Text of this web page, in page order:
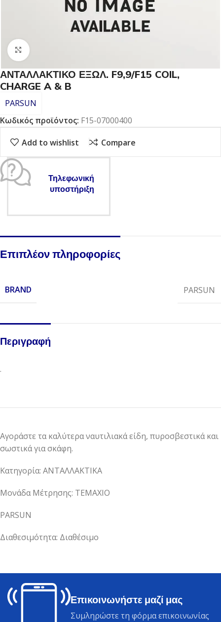
Click to enlarge
ΑΝΤΑΛΛΑΚΤΙΚΟ ΕΞΩΛ. F9,9/F15 COIL,
CHARGE A & B
PARSUN
Κωδικός προϊόντος: F15-07000400
Add to wishlist Compare
Τηλεφωνική
υποστήριξη
Επιπλέον πληροφορίες
BRAND PARSUN
Περιγραφή
.
Αγοράστε τα καλύτερα ναυτιλιακά είδη, πυροσβεστικά και
σωστικά για σκάφη.
Κατηγορία: ΑΝΤΑΛΛΑΚΤΙΚΑ
Μονάδα Μέτρησης: ΤΕΜΑΧΙΟ
PARSUN
Διαθεσιμότητα: Διαθέσιμο
Επικοινωνήστε μαζί μας
Συμληρώστε τη φόρμα επικοινωνίας